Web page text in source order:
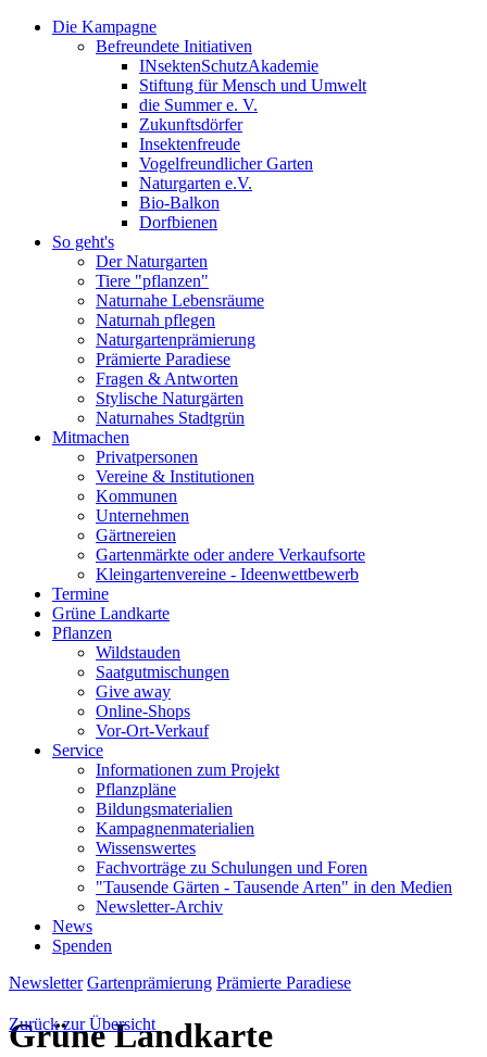
Die Kampagne
Befreundete Initiativen
INsektenSchutzAkademie
Stiftung für Mensch und Umwelt
die Summer e. V.
Zukunftsdörfer
Insektenfreude
Vogelfreundlicher Garten
Naturgarten e.V.
Bio-Balkon
Dorfbienen
So geht's
Der Naturgarten
Tiere "pflanzen"
Naturnahe Lebensräume
Naturnah pflegen
Naturgartenprämierung
Prämierte Paradiese
Fragen & Antworten
Stylische Naturgärten
Naturnahes Stadtgrün
Mitmachen
Privatpersonen
Vereine & Institutionen
Kommunen
Unternehmen
Gärtnereien
Gartenmärkte oder andere Verkaufsorte
Kleingartenvereine - Ideenwettbewerb
Termine
Grüne Landkarte
Pflanzen
Wildstauden
Saatgutmischungen
Give away
Online-Shops
Vor-Ort-Verkauf
Service
Informationen zum Projekt
Pflanzpläne
Bildungsmaterialien
Kampagnenmaterialien
Wissenswertes
Fachvorträge zu Schulungen und Foren
"Tausende Gärten - Tausende Arten" in den Medien
Newsletter-Archiv
News
Spenden
Newsletter Gartenprämierung Prämierte Paradiese
Grüne Landkarte
Zurück zur Übersicht